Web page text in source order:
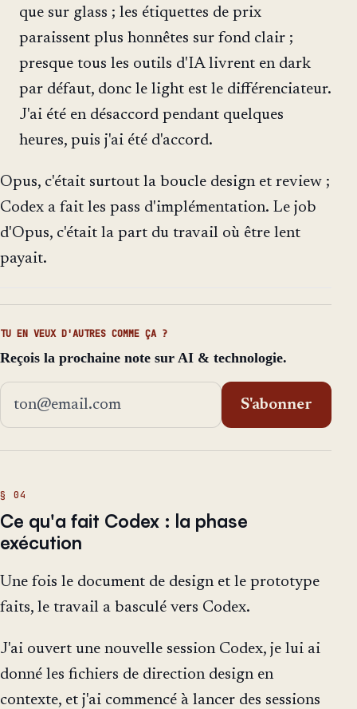
que sur glass ; les étiquettes de prix
paraissent plus honnêtes sur fond clair ;
presque tous les outils d'IA livrent en dark
par défaut, donc le light est le différenciateur.
J'ai été en désaccord pendant quelques
heures, puis j'ai été d'accord.
Opus, c'était surtout la boucle design et review ;
Codex a fait les pass d'implémentation. Le job
d'Opus, c'était la part du travail où être lent
payait.
TU EN VEUX D'AUTRES COMME ÇA ?
Reçois la prochaine note sur AI & technologie.
Adresse email
S'abonner
Ce qu'a fait Codex : la phase
exécution
Une fois le document de design et le prototype
faits, le travail a basculé vers Codex.
J'ai ouvert une nouvelle session Codex, je lui ai
donné les fichiers de direction design en
contexte, et j'ai commencé à lancer des sessions